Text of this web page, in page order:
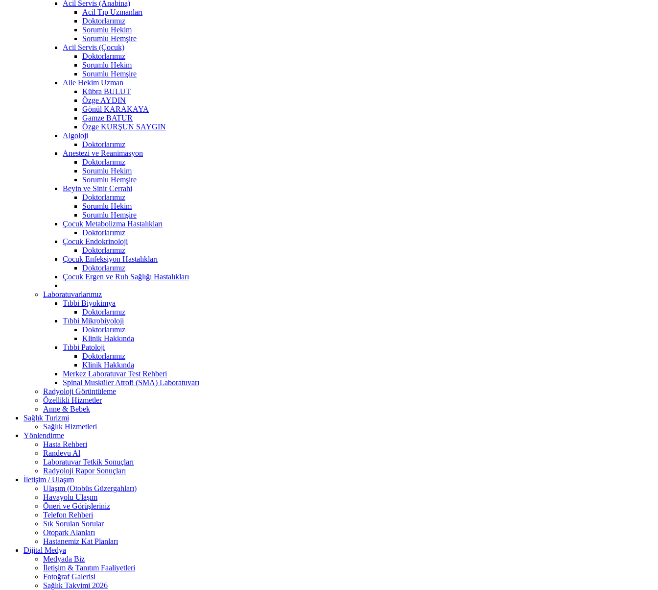
Acil Servis (Anabina)
Acil Tıp Uzmanları
Doktorlarımız
Sorumlu Hekim
Sorumlu Hemşire
Acil Servis (Çocuk)
Doktorlarımız
Sorumlu Hekim
Sorumlu Hemşire
Aile Hekim Uzman
Kübra BULUT
Özge AYDIN
Gönül KARAKAYA
Gamze BATUR
Özge KURŞUN SAYGIN
Algoloji
Doktorlarımız
Anestezi ve Reanimasyon
Doktorlarımız
Sorumlu Hekim
Sorumlu Hemşire
Beyin ve Sinir Cerrahi
Doktorlarımız
Sorumlu Hekim
Sorumlu Hemşire
Çocuk Metabolizma Hastalıkları
Doktorlarımız
Çocuk Endokrinoloji
Doktorlarımız
Çocuk Enfeksiyon Hastalıkları
Doktorlarımız
Çocuk Ergen ve Ruh Sağlığı Hastalıkları
Laboratuvarlarımız
Tıbbi Biyokimya
Doktorlarımız
Tıbbi Mikrobiyoloji
Doktorlarımız
Klinik Hakkında
Tıbbi Patoloji
Doktorlarımız
Klinik Hakkında
Merkez Laboratuvar Test Rehberi
Spinal Musküler Atrofi (SMA) Laboratuvarı
Radyoloji Görüntüleme
Özellikli Hizmetler
Anne & Bebek
Sağlık Turizmi
Sağlık Hizmetleri
Yönlendirme
Hasta Rehberi
Randevu Al
Laboratuvar Tetkik Sonuçları
Radyoloji Rapor Sonuçları
İletişim / Ulaşım
Ulaşım (Otobüs Güzergahları)
Havayolu Ulaşım
Öneri ve Görüşleriniz
Telefon Rehberi
Sık Sorulan Sorular
Otopark Alanları
Hastanemiz Kat Planları
Dijital Medya
Medyada Biz
İletişim & Tanıtım Faaliyetleri
Fotoğraf Galerisi
Sağlık Takvimi 2026